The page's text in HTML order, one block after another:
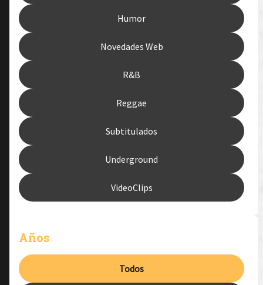
Humor
Novedades Web
R&B
Reggae
Subtitulados
Underground
VideoClips
Años
Todos